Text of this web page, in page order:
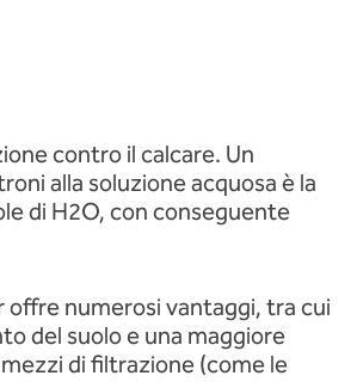
contro il calcare. Un
alla soluzione acquosa è la
di H2O, con conseguente
numerosi vantaggi, tra cui
del suolo e una maggiore
di filtrazione (come le